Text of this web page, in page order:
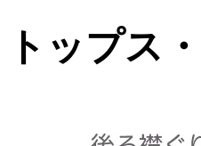
トップス